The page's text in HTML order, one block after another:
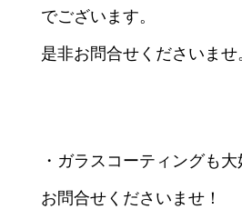
でございます。
是非お問合せくださいませ
・ガラスコーティングも
お問合せくださいませ！